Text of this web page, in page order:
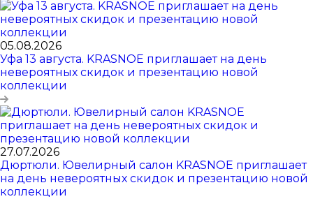
05.08.2026
Уфа 13 августа. KRASNOE приглашает на день
невероятных скидок и презентацию новой
коллекции
27.07.2026
Дюртюли. Ювелирный салон KRASNOE приглашает
на день невероятных скидок и презентацию новой
коллекции